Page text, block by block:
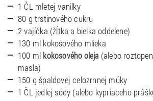
1 ČL mletej vanilky
80 g trstinového cukru
2 vajíčka (žĺtka a bielka oddelene)
130 ml kokosového mlieka
100 ml kokosového oleja (alebo
masla)
150 g špaldovej celozrnnej múky
1 ČL jedlej sódy (alebo kypriaceho